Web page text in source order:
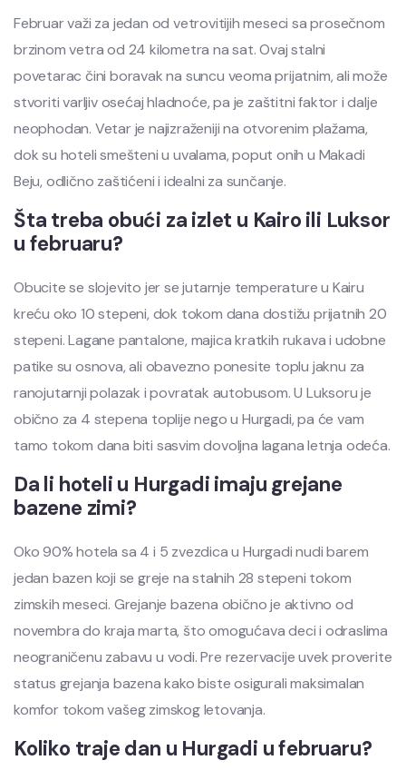
Februar važi za jedan od vetrovitijih meseci sa prosečnom
brzinom vetra od 24 kilometra na sat. Ovaj stalni
povetarac čini boravak na suncu veoma prijatnim, ali može
stvoriti varljiv osećaj hladnoće, pa je zaštitni faktor i dalje
neophodan. Vetar je najizraženiji na otvorenim plažama,
dok su hoteli smešteni u uvalama, poput onih u Makadi
Beju, odlično zaštićeni i idealni za sunčanje.
Šta treba obući za izlet u Kairo ili Luksor
u februaru?
Obucite se slojevito jer se jutarnje temperature u Kairu
kreću oko 10 stepeni, dok tokom dana dostižu prijatnih 20
stepeni. Lagane pantalone, majica kratkih rukava i udobne
patike su osnova, ali obavezno ponesite toplu jaknu za
ranojutarnji polazak i povratak autobusom. U Luksoru je
obično za 4 stepena toplije nego u Hurgadi, pa će vam
tamo tokom dana biti sasvim dovoljna lagana letnja odeća.
Da li hoteli u Hurgadi imaju grejane
bazene zimi?
Oko 90% hotela sa 4 i 5 zvezdica u Hurgadi nudi barem
jedan bazen koji se greje na stalnih 28 stepeni tokom
zimskih meseci. Grejanje bazena obično je aktivno od
novembra do kraja marta, što omogućava deci i odraslima
neograničenu zabavu u vodi. Pre rezervacije uvek proverite
status grejanja bazena kako biste osigurali maksimalan
komfor tokom vašeg zimskog letovanja.
Koliko traje dan u Hurgadi u februaru?